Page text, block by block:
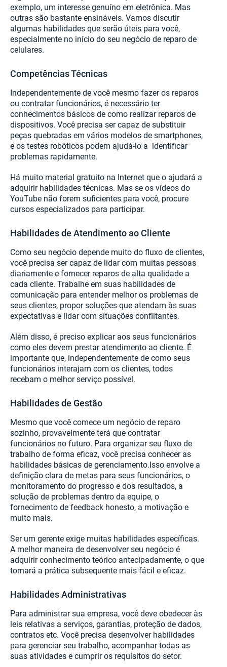
exemplo, um interesse genuíno em eletrônica. Mas
outras são bastante ensináveis. Vamos discutir
algumas habilidades que serão úteis para você,
especialmente no início do seu negócio de reparo de
celulares.
Competências Técnicas
Independentemente de você mesmo fazer os reparos
ou contratar funcionários, é necessário ter
conhecimentos básicos de como realizar reparos de
dispositivos. Você precisa ser capaz de substituir
peças quebradas em vários modelos de smartphones,
e os testes robóticos podem ajudá-lo a identificar
problemas rapidamente.
Há muito material gratuito na Internet que o ajudará a
adquirir habilidades técnicas. Mas se os vídeos do
YouTube não forem suficientes para você, procure
cursos especializados para participar.
Habilidades de Atendimento ao Cliente
Como seu negócio depende muito do fluxo de clientes,
você precisa ser capaz de lidar com muitas pessoas
diariamente e fornecer reparos de alta qualidade a
cada cliente. Trabalhe em suas habilidades de
comunicação para entender melhor os problemas de
seus clientes, propor soluções que atendam às suas
expectativas e lidar com situações conflitantes.
Além disso, é preciso explicar aos seus funcionários
como eles devem prestar atendimento ao cliente. É
importante que, independentemente de como seus
funcionários interajam com os clientes, todos
recebam o melhor serviço possível.
Habilidades de Gestão
Mesmo que você comece um negócio de reparo
sozinho, provavelmente terá que contratar
funcionários no futuro. Para organizar seu fluxo de
trabalho de forma eficaz, você precisa conhecer as
habilidades básicas de gerenciamento.Isso envolve a
definição clara de metas para seus funcionários, o
monitoramento do progresso e dos resultados, a
solução de problemas dentro da equipe, o
fornecimento de feedback honesto, a motivação e
muito mais.
Ser um gerente exige muitas habilidades específicas.
A melhor maneira de desenvolver seu negócio é
adquirir conhecimento teórico antecipadamente, o que
tornará a prática subsequente mais fácil e eficaz.
Habilidades Administrativas
Para administrar sua empresa, você deve obedecer às
leis relativas a serviços, garantias, proteção de dados,
contratos etc. Você precisa desenvolver habilidades
para gerenciar seu trabalho, acompanhar todas as
suas atividades e cumprir os requisitos do setor.